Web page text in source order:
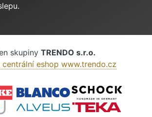
skupiny TRENDO s.r.o.
centrální eshop www.trendo.cz